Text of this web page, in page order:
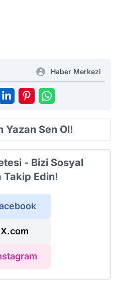
Haber Merkezi
Yazan Sen Ol!
- Bizi Sosyal
Edin!
X.com